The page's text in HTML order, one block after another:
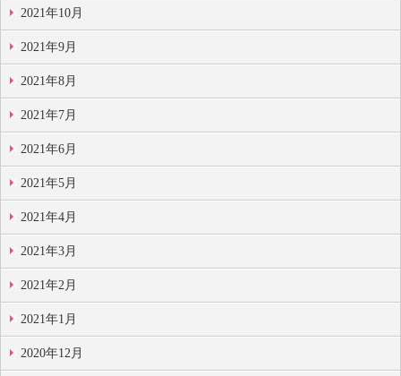
2021年10月
2021年9月
2021年8月
2021年7月
2021年6月
2021年5月
2021年4月
2021年3月
2021年2月
2021年1月
2020年12月